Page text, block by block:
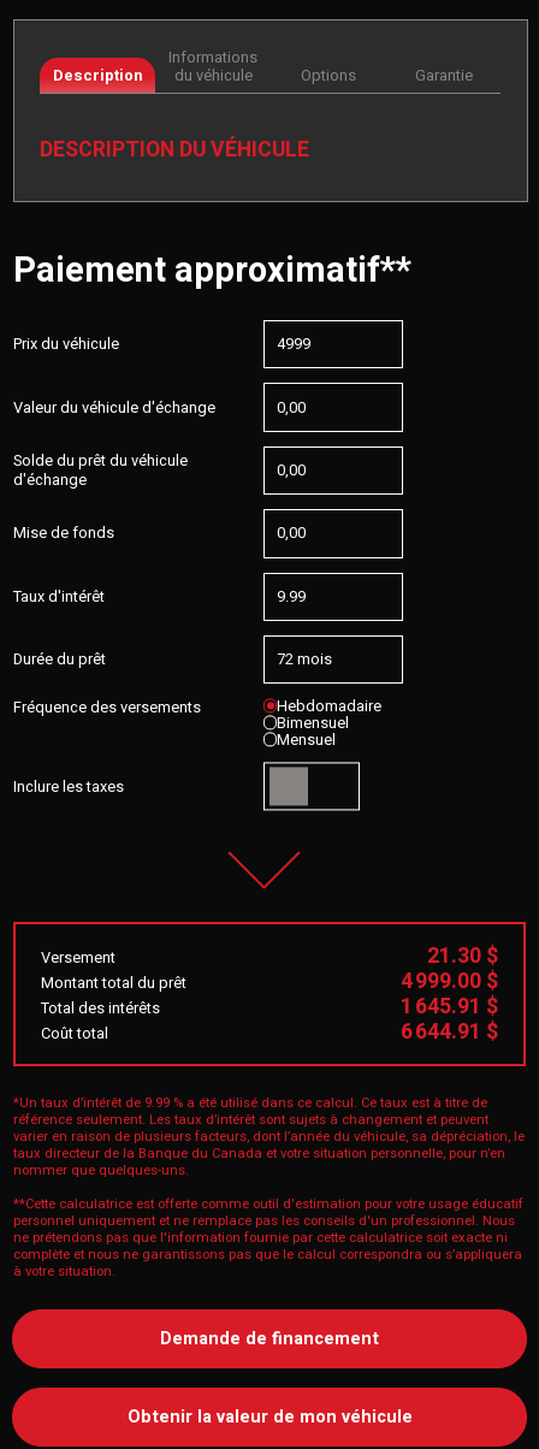
Description
Informations
du véhicule
Options Garantie
DESCRIPTION DU VÉHICULE
Paiement approximatif**
Prix du véhicule
Valeur du véhicule d'échange
Solde du prêt du véhicule
d'échange
Mise de fonds
Taux d'intérêt
Durée du prêt
Fréquence des versements Hebdomadaire
Bimensuel
Mensuel
Inclure les taxes
Versement 21.30 $
Montant total du prêt 4 999.00 $
Total des intérêts 1 645.91 $
Coût total 6 644.91 $
*Un taux d’intérêt de 9.99 % a été utilisé dans ce calcul. Ce taux est à titre de
référence seulement. Les taux d’intérêt sont sujets à changement et peuvent
varier en raison de plusieurs facteurs, dont l’année du véhicule, sa dépréciation, le
taux directeur de la Banque du Canada et votre situation personnelle, pour n’en
nommer que quelques-uns.
**Cette calculatrice est offerte comme outil d'estimation pour votre usage éducatif
personnel uniquement et ne remplace pas les conseils d'un professionnel. Nous
ne prétendons pas que l'information fournie par cette calculatrice soit exacte ni
complète et nous ne garantissons pas que le calcul correspondra ou s’appliquera
à votre situation.
Demande de financement
Obtenir la valeur de mon véhicule